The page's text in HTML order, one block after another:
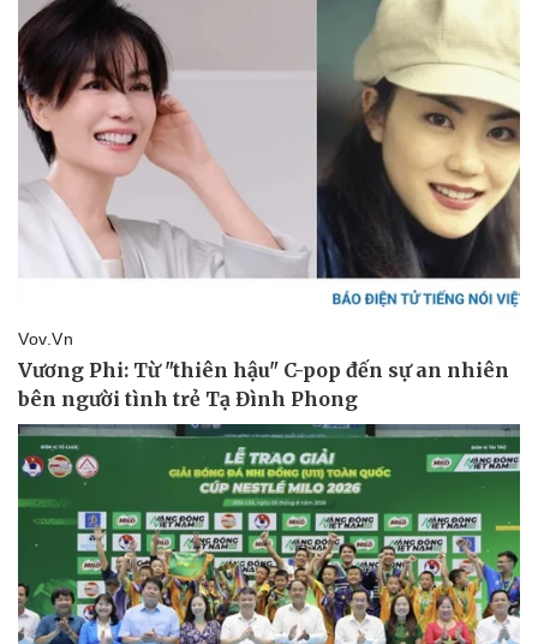
Pháp luật
Vụ án
Tin nóng
Tư vấn luật
Quân sự - Quốc phòng